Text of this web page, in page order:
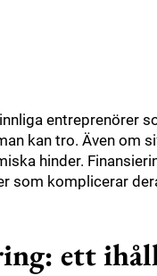
entreprenörer
kan tro. Även om
hinder.
som komplicerar
ett